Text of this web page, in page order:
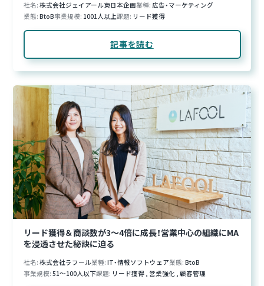
社名 株式会社ジェイアール東日本企画業種 広告・マーケティング
業態 BtoB事業規模 1001人以上課題 リード獲得
記事を読む
リード獲得＆商談数が3〜4倍に成長！営業中心の組織にMA
を浸透させた秘訣に迫る
社名 株式会社ラフール業種 IT・情報ソフトウェア業態 BtoB
事業規模 51～100人以下課題 リード獲得, 営業強化 顧客管理